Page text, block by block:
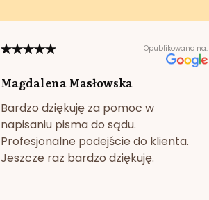
Opublikowano na:
Magdalena Masłowska
Bardzo dziękuję za pomoc w
napisaniu pisma do sądu.
Profesjonalne podejście do klienta.
Jeszcze raz bardzo dziękuję.